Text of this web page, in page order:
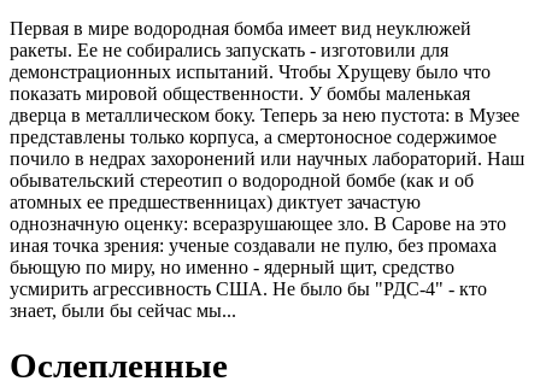
Первая в мире водородная бомба имеет вид неуклюжей
ракеты. Ее не собирались запускать - изготовили для
демонстрационных испытаний. Чтобы Хрущеву было что
показать мировой общественности. У бомбы маленькая
дверца в металлическом боку. Теперь за нею пустота: в Музее
представлены только корпуса, а смертоносное содержимое
почило в недрах захоронений или научных лабораторий. Наш
обывательский стереотип о водородной бомбе (как и об
атомных ее предшественницах) диктует зачастую
однозначную оценку: всеразрушающее зло. В Сарове на это
иная точка зрения: ученые создавали не пулю, без промаха
бьющую по миру, но именно - ядерный щит, средство
усмирить агрессивность США. Не было бы "РДС-4" - кто
знает, были бы сейчас мы...
Ослепленные